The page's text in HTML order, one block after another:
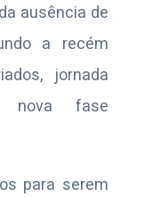
ausência de
a recém
jornada
nova fase
para serem